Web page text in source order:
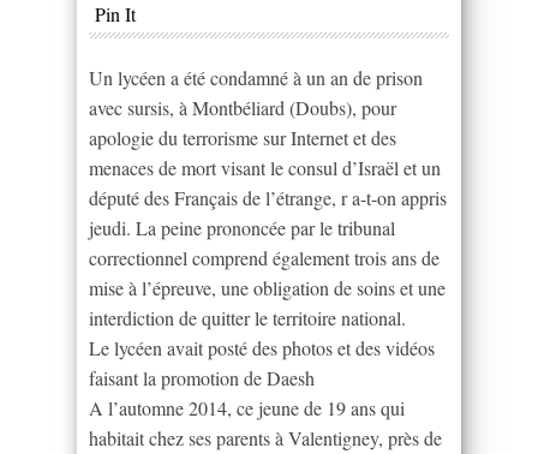
Pin It
Un lycéen a été condamné à un an de prison
avec sursis, à Montbéliard (Doubs), pour
apologie du terrorisme sur Internet et des
menaces de mort visant le consul d’Israël et un
député des Français de l’étrange, r a-t-on appris
jeudi. La peine prononcée par le tribunal
correctionnel comprend également trois ans de
mise à l’épreuve, une obligation de soins et une
interdiction de quitter le territoire national.
Le lycéen avait posté des photos et des vidéos
faisant la promotion de Daesh
A l’automne 2014, ce jeune de 19 ans qui
habitait chez ses parents à Valentigney, près de